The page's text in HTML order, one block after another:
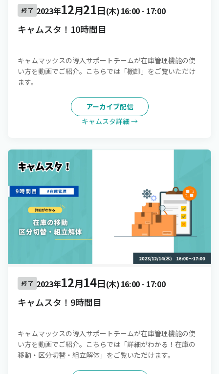
終了 2023年12月21日(木)16:00- 17:00
キャムスタ！10時間目
キャムマックスの導入サポートチームが在庫管理機能の使
い方を動画でご紹介。こちらでは「棚卸」をご覧いただけ
ます。
アーカイブ配信
キャムスタ詳細 →
終了 2023年12月14日(木)16:00- 17:00
キャムスタ！9時間目
キャムマックスの導入サポートチームが在庫管理機能の使
い方を動画でご紹介。こちらでは「詳細がわかる！在庫の
移動・区分切替・組立解体」をご覧いただけます。